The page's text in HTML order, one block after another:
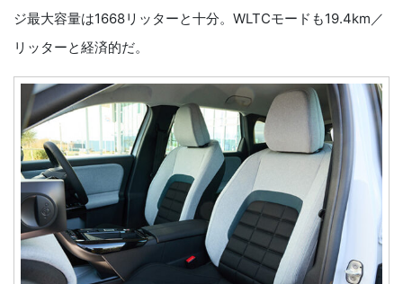
ジ最大容量は1668リッターと十分。WLTCモードも19.4km／
リッターと経済的だ。